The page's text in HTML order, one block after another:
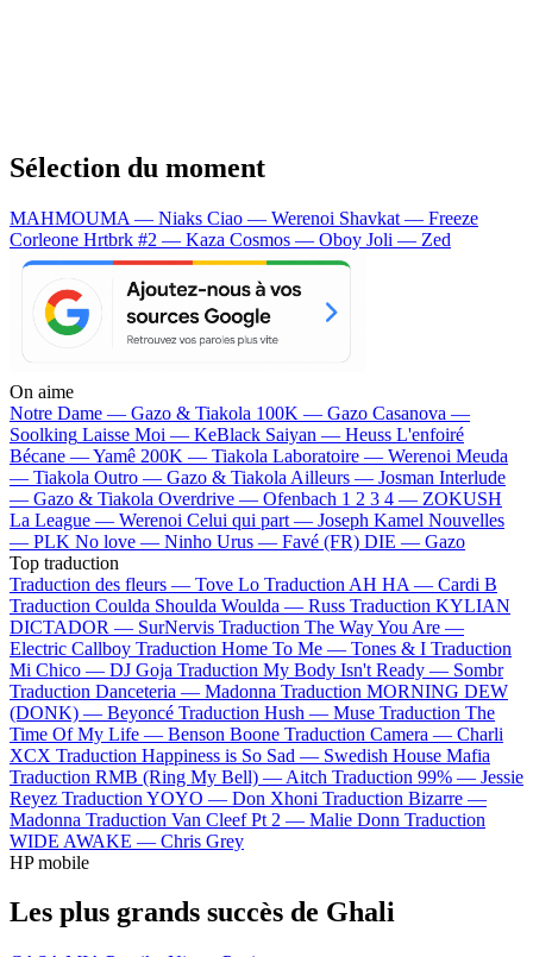
Sélection du moment
MAHMOUMA — Niaks Ciao — Werenoi Shavkat — Freeze
Corleone Hrtbrk #2 — Kaza Cosmos — Oboy Joli — Zed
On aime
Notre Dame — Gazo & Tiakola 100K — Gazo Casanova —
Soolking Laisse Moi — KeBlack Saiyan — Heuss L'enfoiré
Bécane —Yamê 200K — Tiakola Laboratoire — Werenoi Meuda
— Tiakola Outro — Gazo & Tiakola Ailleurs — Josman Interlude
— Gazo & Tiakola Overdrive — Ofenbach 1 2 3 4 — ZOKUSH
La League — Werenoi Celui qui part — Joseph Kamel Nouvelles
— PLK No love — Ninho Urus — Favé (FR) DIE — Gazo
Top traduction
Traduction des fleurs — Tove Lo Traduction AH HA — Cardi B
Traduction Coulda Shoulda Woulda — Russ Traduction KYLIAN
DICTADOR — SurNervis Traduction The Way You Are —
Electric Callboy Traduction Home To Me — Tones & I Traduction
Mi Chico — DJ Goja Traduction My Body Isn't Ready — Sombr
Traduction Danceteria — Madonna Traduction MORNING DEW
(DONK) — Beyoncé Traduction Hush — Muse Traduction The
Time Of My Life — Benson Boone Traduction Camera — Charli
XCX Traduction Happiness is So Sad — Swedish House Mafia
Traduction RMB (Ring My Bell) — Aitch Traduction 99% — Jessie
Reyez Traduction YOYO — Don Xhoni Traduction Bizarre —
Madonna Traduction Van Cleef Pt 2 — Malie Donn Traduction
WIDE AWAKE — Chris Grey
HP mobile
Les plus grands succès de Ghali